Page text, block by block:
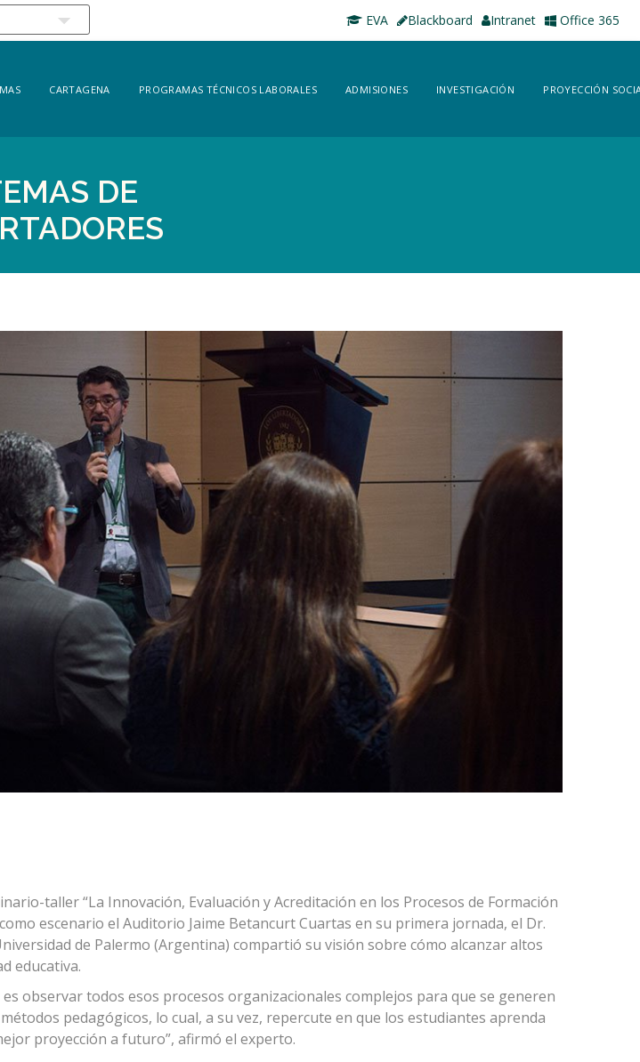
EVA Blackboard Intranet Office 365
CARTAGENA PROGRAMAS TÉCNICOS LABORALES ADMISIONES INVESTIGACIÓN PROYECCIÓN
DE
taller “La Innovación, Evaluación y Acreditación en los Procesos de Formación
escenario el Auditorio Jaime Betancurt Cuartas en su primera jornada, el Dr.
de Palermo (Argentina) compartió su visión sobre cómo alcanzar altos
educativa.
observar todos esos procesos organizacionales complejos para que se generen
pedagógicos, lo cual, a su vez, repercute en que los estudiantes aprenda
proyección a futuro”, afirmó el experto.